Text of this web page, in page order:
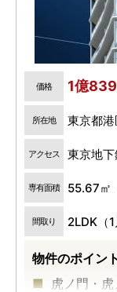
価格 1億
所在地 東京都
アクセス 東京地
専有面積 55.67㎡
間取り 2LDK（1
物件のポイント
虎ノ門・